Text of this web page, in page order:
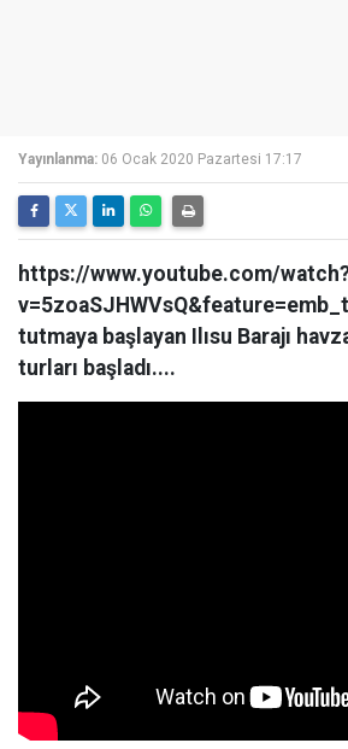
Yayınlanma: 06 Ocak 2020 Pazartesi 17:17
https://www.youtube.com/
tutmaya başlayan Ilısu Barajı
turları başladı....